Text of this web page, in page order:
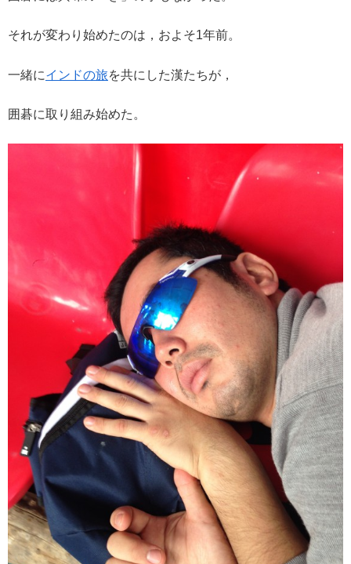
それが変わり始めたのは，およそ1年前。
一緒にインドの旅を共にした漢たちが，
囲碁に取り組み始めた。